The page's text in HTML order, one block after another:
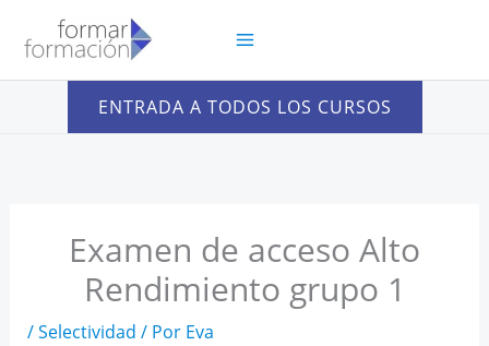
contenido
ENTRADA A TODOS LOS CURSOS
Examen de acceso Alto
Rendimiento grupo 1
/Selectividad / Por Eva